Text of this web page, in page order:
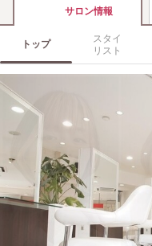
サロン情報
トップ
スタイ
リスト